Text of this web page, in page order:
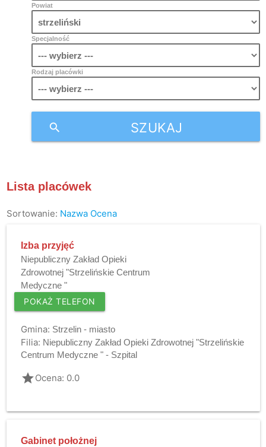
Powiat
Specjalność
Rodzaj placówki
SZUKAJ
search
Lista placówek
Sortowanie: Nazwa Ocena
Izba przyjęć
Niepubliczny Zakład Opieki
Zdrowotnej "Strzelińskie Centrum
Medyczne "
POKAŻ TELEFON
Gmina: Strzelin - miasto
Filia: Niepubliczny Zakład Opieki Zdrowotnej "Strzelińskie
Centrum Medyczne " - Szpital
gradeOcena: 0.0
Gabinet położnej